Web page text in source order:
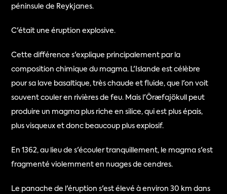
péninsule de Reykjanes.
C'était une éruption explosive.
Cette différence s'explique principalement par la
composition chimique du magma. L'Islande est célèbre
pour sa lave basaltique, très chaude et fluide, que l'on voit
souvent couler en rivières de feu. Mais l'Öræfajökull peut
produire un magma plus riche en silice, qui est plus épais,
plus visqueux et donc beaucoup plus explosif.
En 1362, au lieu de s'écouler tranquillement, le magma s'est
fragmenté violemment en nuages de cendres.
Le panache de l'éruption s'est élevé à environ 30 km dans